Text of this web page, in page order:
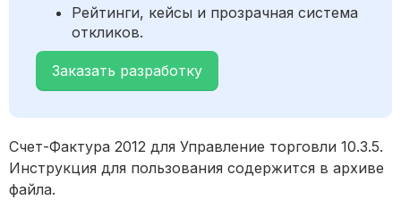
Рейтинги, кейсы и прозрачная система
откликов.
Заказать разработку
Счет-Фактура 2012 для Управление торговли 10.3.5.
Инструкция для пользования содержится в архиве
файла.